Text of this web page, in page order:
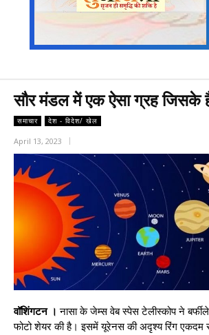
सौर मंडल में एक ऐसा ग्रह जिसके
समाचार देश - विदेश/ खेल
April 13, 2023
वॉशिंगटन । नासा के जेम्स वेब स्पेस टेलीस्कोप ने
फोटो शेयर की है। इसमें यूरेनस की अदृश्य रिंग एकदम